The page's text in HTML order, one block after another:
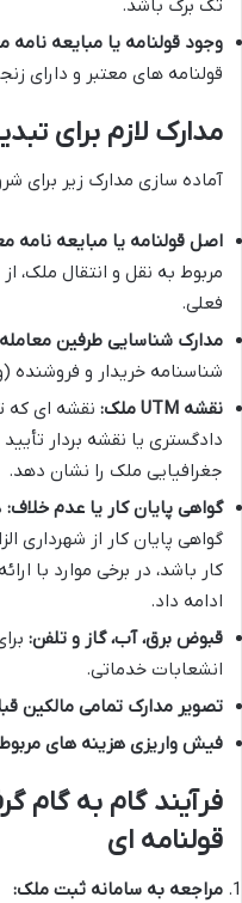
تک برگ باشد.
وجود قولنامه یا مبایعه نامه
قولنامه های معتبر و دارای
مدارک لازم برای
آماده سازی مدارک زیر برای
اصل قولنامه یا مبایعه نامه
مربوط به نقل و انتقال ملک،
فعلی.
مدارک شناسایی طرفین
شناسنامه خریدار و
نقشه UTM ملک:
نقشه ای که
دادگستری یا نقشه بردار
جغرافیایی ملک را نشان دهد.
گواهی پایان کار یا عدم خلاف:
گواهی پایان کار از شهرداری
کار باشد، در برخی موارد با
ادامه داد.
قبوض برق، آب، گاز و تلفن:
انشعابات خدماتی.
تصویر مدارک تمامی مالکین
فیش واریزی هزینه های
فرآیند گام به گام
قولنامه ای
مراجعه به سامانه ثبت ملک: